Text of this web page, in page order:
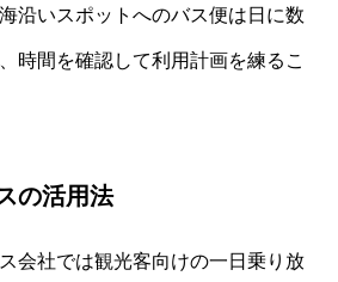
沿いスポットへのバス便は日に数
時間を確認して利用計画を練るこ
の活用法
会社では観光客向けの一日乗り放